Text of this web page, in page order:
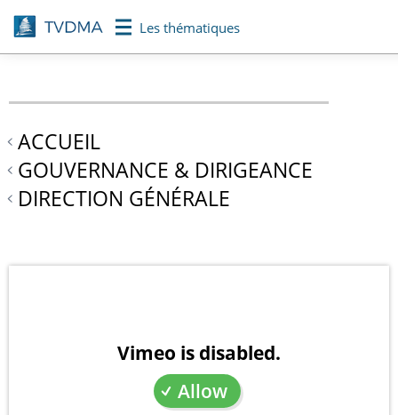
Aller
au
contenu
Les thématiques
ACCUEIL
GOUVERNANCE & DIRIGEANCE
DIRECTION GÉNÉRALE
Vimeo is disabled.
Allow